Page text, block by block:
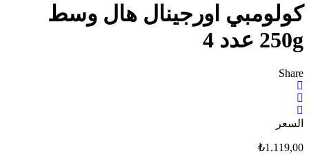
كولومبي اورجينال هال وسط
250g عدد 4
Share
السعر
₺1.119,00